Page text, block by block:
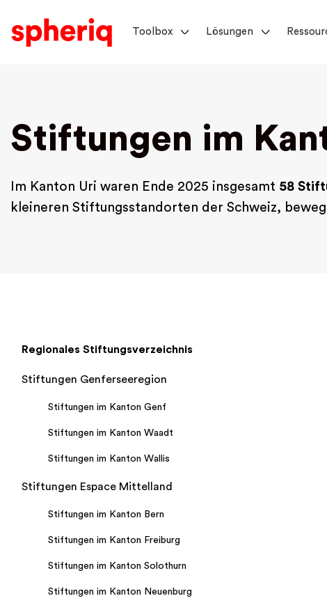
Toolbox Lösungen
Stiftungen im
Im Kanton Uri waren Ende 2025 insgesamt 58
kleineren Stiftungsstandorten der Schweiz,
Regionales Stiftungsverzeichnis
Stiftungen Genferseeregion
Stiftungen im Kanton Genf
Stiftungen im Kanton Waadt
Stiftungen im Kanton Wallis
Stiftungen Espace Mittelland
Stiftungen im Kanton Bern
Stiftungen im Kanton Freiburg
Stiftungen im Kanton Solothurn
Stiftungen im Kanton Neuenburg